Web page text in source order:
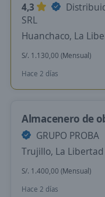
4,3
SRL
Huanchaco, La
S/. 1.130,00 (Mensual)
Hace 2 días
Almacenero de
GRUPO PROBA
Trujillo, La Libertad
S/. 1.400,00 (Mensual)
Hace 2 días